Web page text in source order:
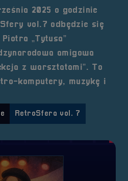
2025 o godzinie
vol.7 odbędzie się
„Tytusa”
amigowa
z warsztatami”. To
komputery, muzykę i
RetroSfera vol. 7